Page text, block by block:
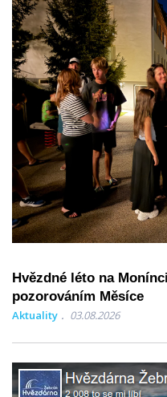
Hvězdné léto na
pozorováním Měsíce
Aktuality 03.08.2026